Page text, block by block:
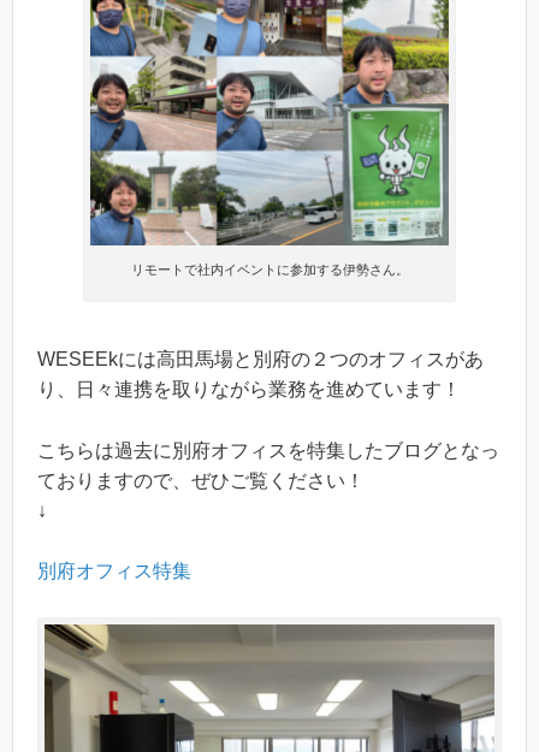
リモートで社内イベントに参加する伊勢さん。
WESEEkには高田馬場と別府の２つのオフィスがあ
り、日々連携を取りながら業務を進めています！
こちらは過去に別府オフィスを特集したブログとなっ
ておりますので、ぜひご覧ください！
↓
別府オフィス特集